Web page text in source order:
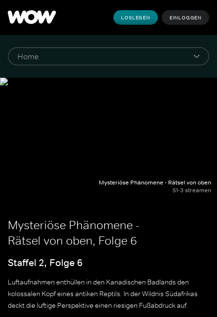
LOSLEGEN EINLOGGEN
Mysteriöse Phänomene - Rätsel von oben
S1-3 streamen
Mysteriöse Phänomene -
Rätsel von oben, Folge 6
Staffel 2, Folge 6
Luftaufnahmen enthüllen in den Kanadischen Badlands den
kolossalen Kopf eines antiken Reptils. In der Wildnis Südafrikas
deckt die luftige Perspektive einen riesigen Fußabdruck auf.